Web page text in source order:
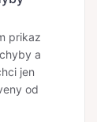
prikaz
a
jen
od